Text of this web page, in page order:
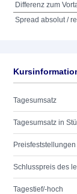
Differenz zum
Spread absolut /
Tagesumsatz
Tagesumsatz in
Preisfeststellungen
Schlusspreis des
Tagestief/-hoch